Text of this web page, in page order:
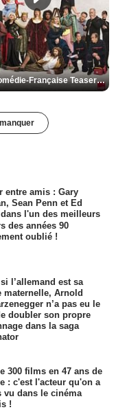
De la Comédie-Française Teaser VF
entre amis : Gary
Sean Penn et Ed
dans l'un des meilleurs
des années 90
oublié !
si l’allemand est sa
maternelle, Arnold
n’a pas eu le
doubler son propre
dans la saga
300 films en 47 ans de
: c'est l'acteur qu'on a
vu dans le cinéma
!